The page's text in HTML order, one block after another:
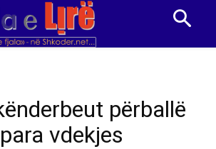
përballë
vdekjes